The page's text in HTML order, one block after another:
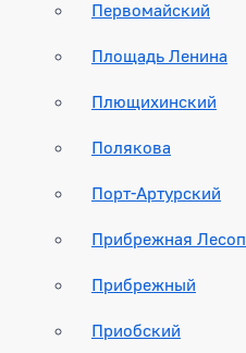
Первомайский
Площадь Ленина
Плющихинский
Полякова
Порт-Артурский
Прибрежная
Прибрежный
Приобский